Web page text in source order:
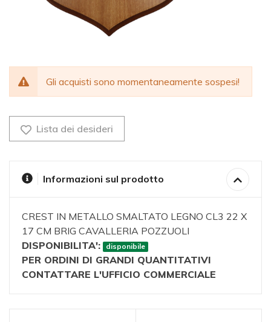
Gli acquisti sono momentaneamente sospesi!
Lista dei desideri
Informazioni sul prodotto
CREST IN METALLO SMALTATO LEGNO CL3 22 X
17 CM BRIG CAVALLERIA POZZUOLI
DISPONIBILITA':
disponibile
PER ORDINI DI GRANDI QUANTITATIVI
CONTATTARE L'UFFICIO COMMERCIALE